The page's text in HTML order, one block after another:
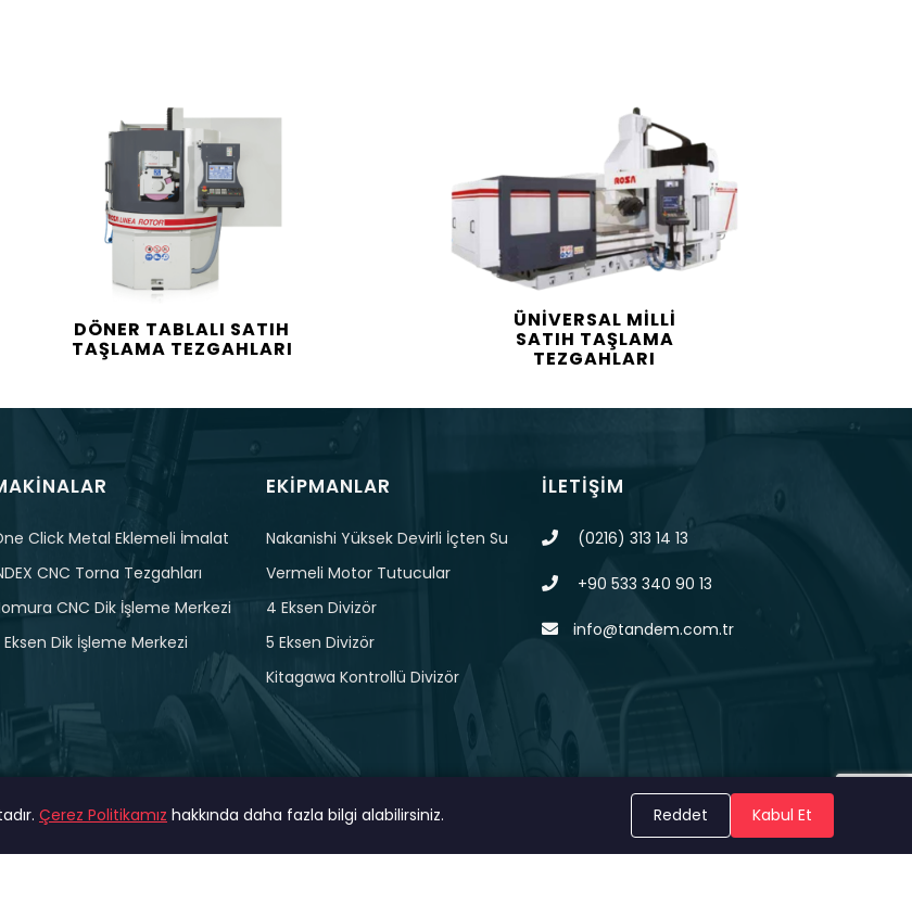
DÖNER TABLALI SATIH
TAŞLAMA TEZGAHLARI
ÜNİVERSAL MİLLİ
SATIH TAŞLAMA
TEZGAHLARI
Click Metal Eklemeli İmalat
CNC Torna Tezgahları
CNC Dik İşleme Merkezi
Eksen Dik İşleme Merkezi
EKIPMANLAR
Nakanishi Yüksek Devirli İçten Su
Vermeli Motor Tutucular
4 Eksen Divizör
5 Eksen Divizör
Kitagawa Kontrollü Divizör
İLETIŞIM
(0216) 313 14 13
+90 533 340 90 13
info@tandem.com.tr
Çerez Politikamız hakkında daha fazla bilgi alabilirsiniz. Reddet Kabul Et